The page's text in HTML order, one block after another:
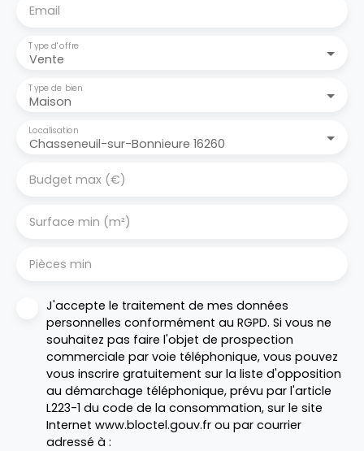
Email
Vente
Type d'offre
Maison
Type de bien
Chasseneuil-sur-Bonnieure 16260
Localisation
Budget max (€)
Surface min (m²)
Pièces min
J'accepte le traitement de mes données
personnelles conformément au RGPD. Si vous ne
souhaitez pas faire l'objet de prospection
commerciale par voie téléphonique, vous pouvez
vous inscrire gratuitement sur la liste d'opposition
au démarchage téléphonique, prévu par l'article
L223-1 du code de la consommation, sur le site
Internet www.bloctel.gouv.fr ou par courrier
adressé à :